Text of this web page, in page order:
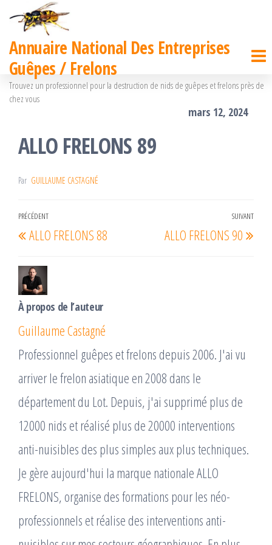
Passer
contenu
Annuaire National Des Entreprises
Guêpes / Frelons
Trouvez un professionnel pour la destruction de nids de guêpes et frelons près de
chez vous
mars 12, 2024
ALLO FRELONS 89
Par GUILLAUME CASTAGNÉ
Navigation
de
Article
précédent
PRÉCÉDENT
ALLO FRELONS 88
SUIVANT
ALLO FRELONS 90
À propos de l’auteur
Guillaume Castagné
Professionnel guêpes et frelons depuis 2006. J'ai vu
arriver le frelon asiatique en 2008 dans le
département du Lot. Depuis, j'ai supprimé plus de
12000 nids et réalisé plus de 20000 interventions
anti-nuisibles des plus simples aux plus techniques.
Je gère aujourd'hui la marque nationale ALLO
FRELONS, organise des formations pour les néo-
professionnels et réalise des interventions anti-